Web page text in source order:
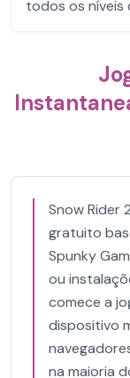
todos os níveis
Snow Rider
gratuito
Spunky
ou
comece a
dispositivo
na maioria